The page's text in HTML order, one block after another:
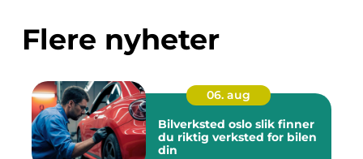
Flere nyheter
06. aug
Bilverksted oslo slik finner
du riktig verksted for bilen
din